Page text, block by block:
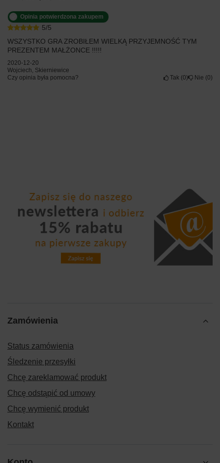
5/5
Opinia potwierdzona zakupem
WSZYSTKO GRA ZROBIŁEM WIELKĄ PRZYJEMNOŚĆ TYM
PREZENTEM MAŁŻONCE !!!!!
2020-12-20
Wojciech, Skierniewice
Czy opinia była pomocna?
Tak 0 Nie 0
Zamówienia
Status zamówienia
Śledzenie przesyłki
Chcę zareklamować produkt
Chcę odstąpić od umowy
Chcę wymienić produkt
Kontakt